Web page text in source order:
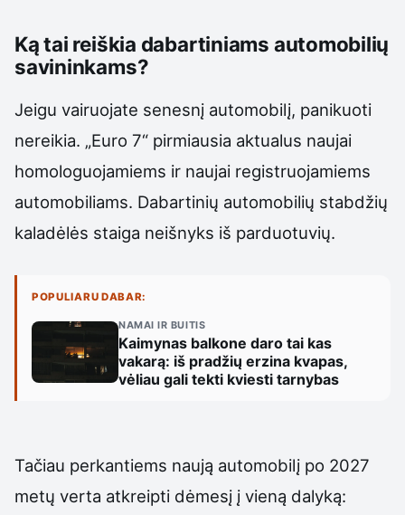
Ką tai reiškia dabartiniams automobilių
savininkams?
Jeigu vairuojate senesnį automobilį, panikuoti
nereikia. „Euro 7“ pirmiausia aktualus naujai
homologuojamiems ir naujai registruojamiems
automobiliams. Dabartinių automobilių stabdžių
kaladėlės staiga neišnyks iš parduotuvių.
POPULIARU DABAR:
NAMAI IR BUITIS
Kaimynas balkone daro tai kas
vakarą: iš pradžių erzina kvapas,
vėliau gali tekti kviesti tarnybas
Tačiau perkantiems naują automobilį po 2027
metų verta atkreipti dėmesį į vieną dalyką: